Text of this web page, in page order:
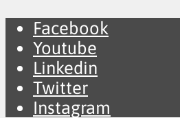
Facebook
Youtube
Linkedin
Twitter
Instagram